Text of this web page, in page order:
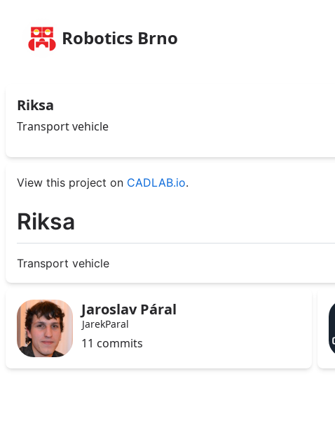
Robotics Brno
Riksa
Transport vehicle
View this project on CADLAB.io.
Riksa
Transport vehicle
Jaroslav Páral
JarekParal
11 commits